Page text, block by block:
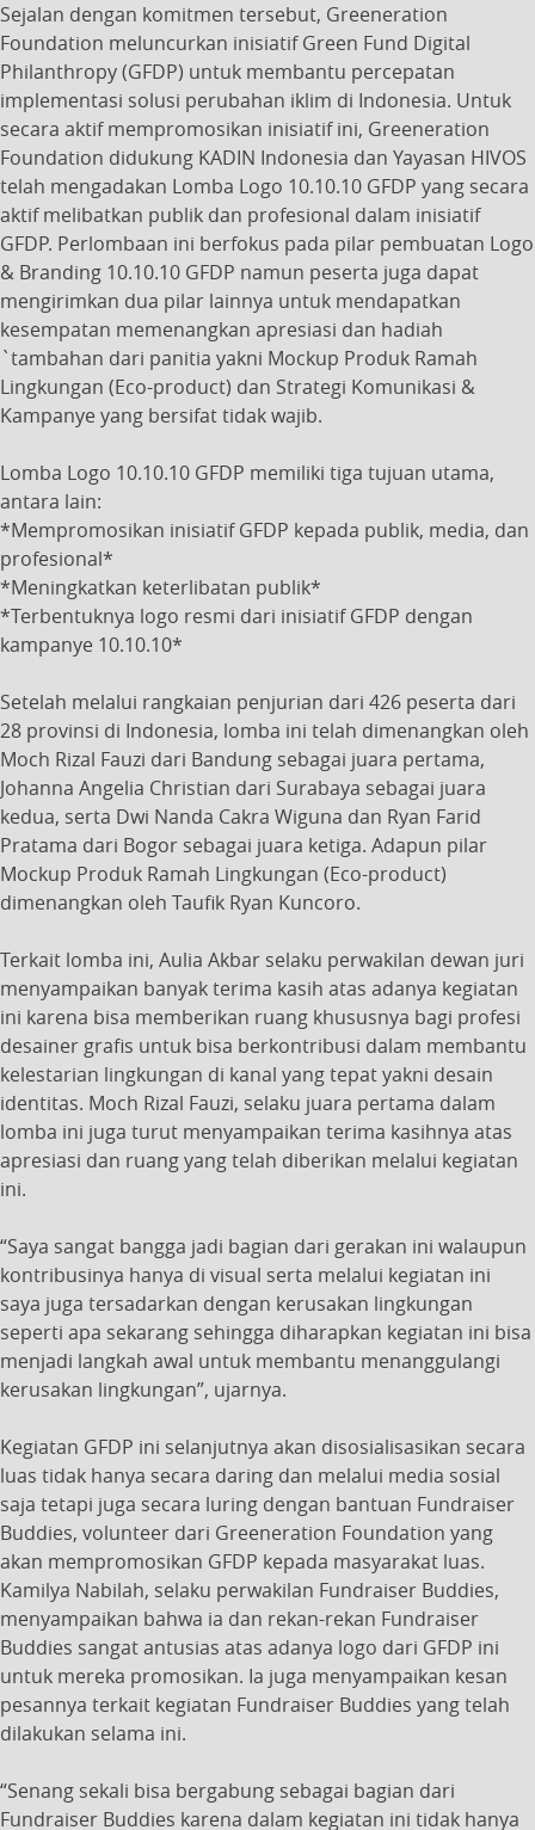
Sejalan dengan komitmen tersebut, Greeneration
Foundation meluncurkan inisiatif Green Fund Digital
Philanthropy (GFDP) untuk membantu percepatan
implementasi solusi perubahan iklim di Indonesia. Untuk
secara aktif mempromosikan inisiatif ini, Greeneration
Foundation didukung KADIN Indonesia dan Yayasan HIVOS
telah mengadakan Lomba Logo 10.10.10 GFDP yang secara
aktif melibatkan publik dan profesional dalam inisiatif
GFDP. Perlombaan ini berfokus pada pilar pembuatan Logo
& Branding 10.10.10 GFDP namun peserta juga dapat
mengirimkan dua pilar lainnya untuk mendapatkan
kesempatan memenangkan apresiasi dan hadiah
`tambahan dari panitia yakni Mockup Produk Ramah
Lingkungan (Eco-product) dan Strategi Komunikasi &
Kampanye yang bersifat tidak wajib.
Lomba Logo 10.10.10 GFDP memiliki tiga tujuan utama,
antara lain:
*Mempromosikan inisiatif GFDP kepada publik, media, dan
profesional*
*Meningkatkan keterlibatan publik*
*Terbentuknya logo resmi dari inisiatif GFDP dengan
kampanye 10.10.10*
Setelah melalui rangkaian penjurian dari 426 peserta dari
28 provinsi di Indonesia, lomba ini telah dimenangkan oleh
Moch Rizal Fauzi dari Bandung sebagai juara pertama,
Johanna Angelia Christian dari Surabaya sebagai juara
kedua, serta Dwi Nanda Cakra Wiguna dan Ryan Farid
Pratama dari Bogor sebagai juara ketiga. Adapun pilar
Mockup Produk Ramah Lingkungan (Eco-product)
dimenangkan oleh Taufik Ryan Kuncoro.
Terkait lomba ini, Aulia Akbar selaku perwakilan dewan juri
menyampaikan banyak terima kasih atas adanya kegiatan
ini karena bisa memberikan ruang khususnya bagi profesi
desainer grafis untuk bisa berkontribusi dalam membantu
kelestarian lingkungan di kanal yang tepat yakni desain
identitas. Moch Rizal Fauzi, selaku juara pertama dalam
lomba ini juga turut menyampaikan terima kasihnya atas
apresiasi dan ruang yang telah diberikan melalui kegiatan
ini.
“Saya sangat bangga jadi bagian dari gerakan ini walaupun
kontribusinya hanya di visual serta melalui kegiatan ini
saya juga tersadarkan dengan kerusakan lingkungan
seperti apa sekarang sehingga diharapkan kegiatan ini bisa
menjadi langkah awal untuk membantu menanggulangi
kerusakan lingkungan”, ujarnya.
Kegiatan GFDP ini selanjutnya akan disosialisasikan secara
luas tidak hanya secara daring dan melalui media sosial
saja tetapi juga secara luring dengan bantuan Fundraiser
Buddies, volunteer dari Greeneration Foundation yang
akan mempromosikan GFDP kepada masyarakat luas.
Kamilya Nabilah, selaku perwakilan Fundraiser Buddies,
menyampaikan bahwa ia dan rekan-rekan Fundraiser
Buddies sangat antusias atas adanya logo dari GFDP ini
untuk mereka promosikan. Ia juga menyampaikan kesan
pesannya terkait kegiatan Fundraiser Buddies yang telah
dilakukan selama ini.
“Senang sekali bisa bergabung sebagai bagian dari
Fundraiser Buddies karena dalam kegiatan ini tidak hanya